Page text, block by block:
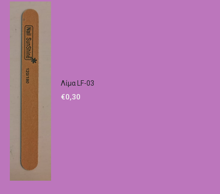
Λίμα LF-03
€0,30